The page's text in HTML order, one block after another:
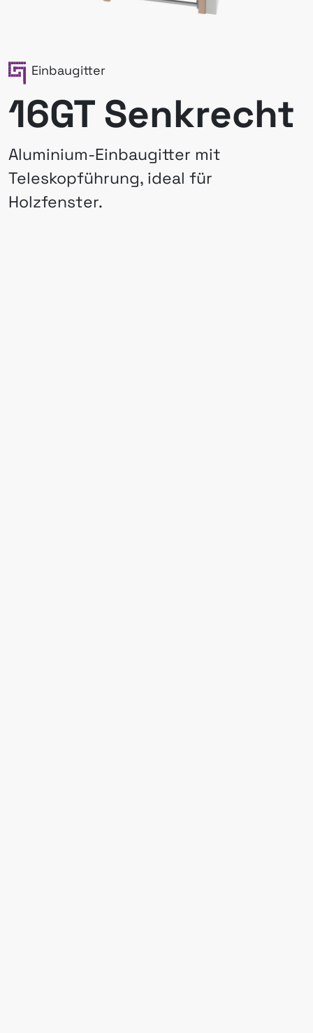
Einbaugitter
16GT Senkrecht
Aluminium-Einbaugitter mit
Teleskopführung, ideal für
Holzfenster.